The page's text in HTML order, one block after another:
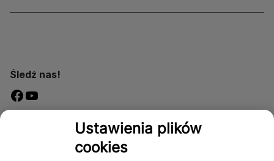
Śledź nas!
DostępnośćUstawienia plików
cookies